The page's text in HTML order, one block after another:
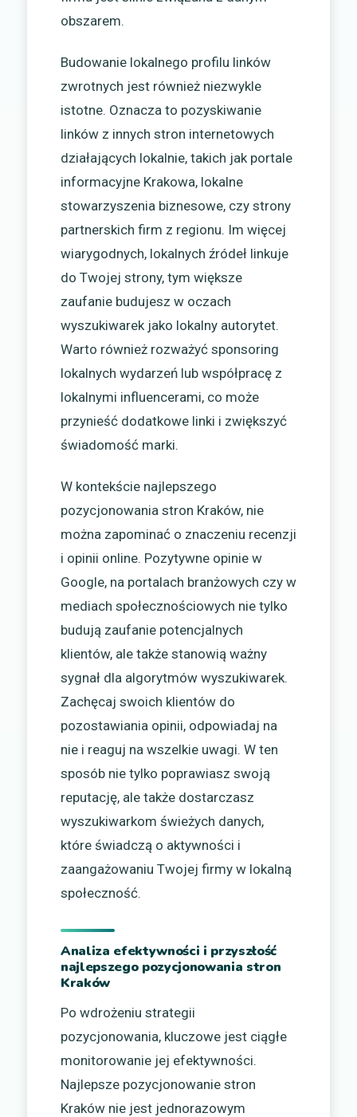
obszarem.
Budowanie lokalnego profilu linków
zwrotnych jest również niezwykle
istotne. Oznacza to pozyskiwanie
linków z innych stron internetowych
działających lokalnie, takich jak portale
informacyjne Krakowa, lokalne
stowarzyszenia biznesowe, czy strony
partnerskich firm z regionu. Im więcej
wiarygodnych, lokalnych źródeł linkuje
do Twojej strony, tym większe
zaufanie budujesz w oczach
wyszukiwarek jako lokalny autorytet.
Warto również rozważyć sponsoring
lokalnych wydarzeń lub współpracę z
lokalnymi influencerami, co może
przynieść dodatkowe linki i zwiększyć
świadomość marki.
W kontekście najlepszego
pozycjonowania stron Kraków, nie
można zapominać o znaczeniu recenzji
i opinii online. Pozytywne opinie w
Google, na portalach branżowych czy w
mediach społecznościowych nie tylko
budują zaufanie potencjalnych
klientów, ale także stanowią ważny
sygnał dla algorytmów wyszukiwarek.
Zachęcaj swoich klientów do
pozostawiania opinii, odpowiadaj na
nie i reaguj na wszelkie uwagi. W ten
sposób nie tylko poprawiasz swoją
reputację, ale także dostarczasz
wyszukiwarkom świeżych danych,
które świadczą o aktywności i
zaangażowaniu Twojej firmy w lokalną
społeczność.
Analiza efektywności i przyszłość
najlepszego pozycjonowania stron
Kraków
Po wdrożeniu strategii
pozycjonowania, kluczowe jest ciągłe
monitorowanie jej efektywności.
Najlepsze pozycjonowanie stron
Kraków nie jest jednorazowym